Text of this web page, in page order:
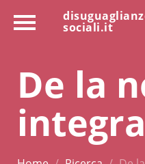
sociali.it
De la